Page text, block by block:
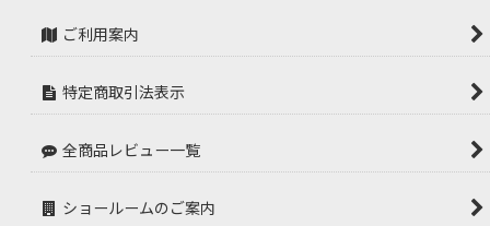
ご利用案内
特定商取引法表示
全商品レビュー一覧
ショールームのご案内